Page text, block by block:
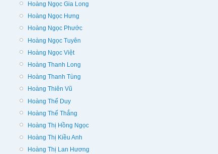
Hoàng Ngọc Gia Long
Hoàng Ngọc Hưng
Hoàng Ngọc Phước
Hoàng Ngọc Tuyên
Hoàng Ngọc Việt
Hoàng Thanh Long
Hoàng Thanh Tùng
Hoàng Thiên Vũ
Hoàng Thế Duy
Hoàng Thế Thắng
Hoàng Thị Hồng Ngọc
Hoàng Thị Kiều Anh
Hoàng Thị Lan Hương